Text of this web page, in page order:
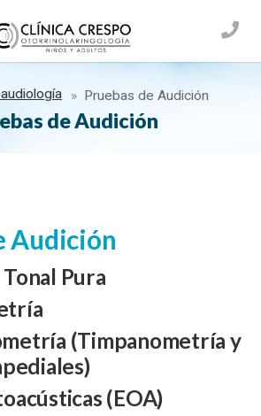
Pruebas de Audición
de Audición
Audición
Pura
(Timpanometría y
(EOA)